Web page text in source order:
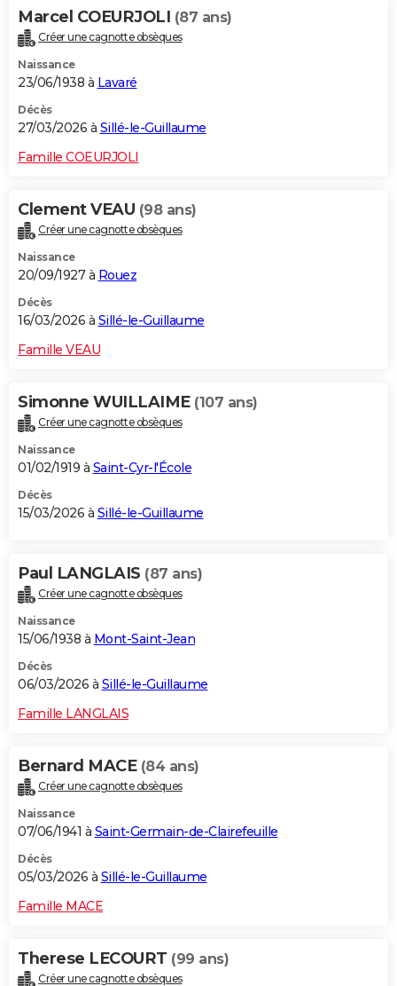
Marcel COEURJOLI (87 ans)
Créer une cagnotte obsèques
Naissance
23/06/1938 à Lavaré
Décès
27/03/2026 à Sillé-le-Guillaume
Famille COEURJOLI
Clement VEAU (98 ans)
Créer une cagnotte obsèques
Naissance
20/09/1927 à Rouez
Décès
16/03/2026 à Sillé-le-Guillaume
Famille VEAU
Simonne WUILLAIME (107 ans)
Créer une cagnotte obsèques
Naissance
01/02/1919 à Saint-Cyr-l'École
Décès
15/03/2026 à Sillé-le-Guillaume
Paul LANGLAIS (87 ans)
Créer une cagnotte obsèques
Naissance
15/06/1938 à Mont-Saint-Jean
Décès
06/03/2026 à Sillé-le-Guillaume
Famille LANGLAIS
Bernard MACE (84 ans)
Créer une cagnotte obsèques
Naissance
07/06/1941 à Saint-Germain-de-Clairefeuille
Décès
05/03/2026 à Sillé-le-Guillaume
Famille MACE
Therese LECOURT (99 ans)
Créer une cagnotte obsèques